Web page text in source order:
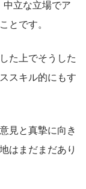
立な立場でア
とです。
た上でそうした
スキル的にもす
見と真摯に向き
はまだまだあり